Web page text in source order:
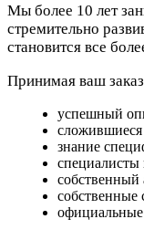
Мы более 10 лет
стремительно
становится все
Принимая ваш
успешный
знание
специалисты
собственный
собственные
официальные